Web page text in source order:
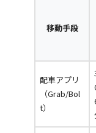
移動手段
配車アプリ
（Grab/Bol
t）